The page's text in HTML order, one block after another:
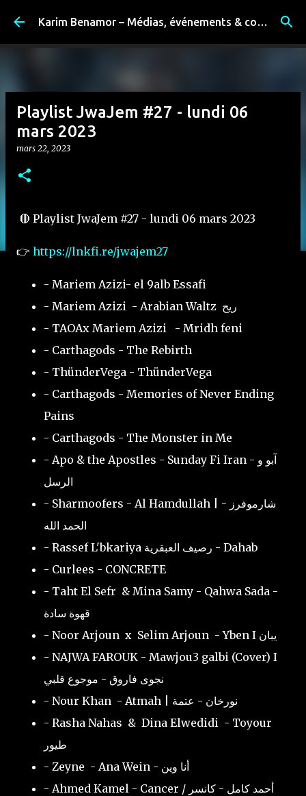
Accéder au contenu principal Karim Benamor – Médias, événements & coulisses
Playlist JwaJem #27 - lundi 06
mars 2023
mars 22, 2023
🔴 Playlist JwaJem #27 - lundi 06 mars 2023
👉 https://lnkfi.re/jwajem27
- Mariem Azizi- el 9alb Essafi
- Mariem Azizi - Arabian Waltz ريح
- TAOAx Mariem Azizi - Mridh feni
- Carthagods - The Rebirth
- ThünderVega - ThünderVega
- Carthagods - Memories of Never Ending
Pains
- Carthagods - The Monster in Me
- Apo & the Apostles - Sunday Fi Iran - آبو و
الرسل
- Sharmoofers - Al Hamdullah | شارموفرز -
الحمد الله
- Rassef L'bkariya رصيف العبقرية - Dahab
- Curlees - CONCRETE
- Taht El Sefr & Mina Samy - Qahwa Sada -
قهوة سادة
- Noor Arjoun x Selim Arjoun - Yben I يبان
- NAJWA FAROUK - Mawjou3 galbi (Cover) I
نجوى فاروق - موجوع قلبي
- Nour Khan - Atmah | نورخان - عتمة
- Rasha Nahas & Dina Elwedidi - Toyour
طيور
- Ahmed Kamel - Cancer / أحمد كامل - كانسر